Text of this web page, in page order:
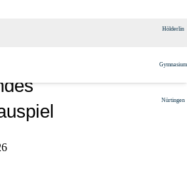
Hölderlin
Gymnasium
Nürtingen
am 12.